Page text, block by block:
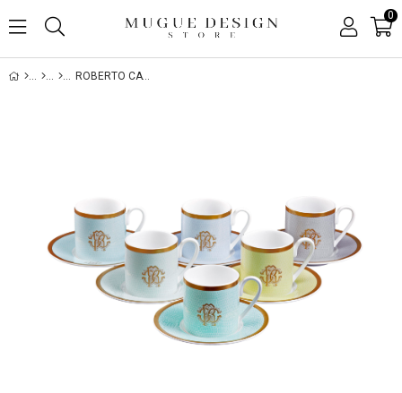
0
ROBERTO CAVALLI LIZZARD SUNRISE 6'LI TÜRK KAHVESI FINCAN TAKIMI